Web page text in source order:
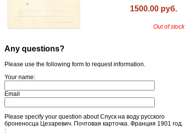
1500.00 руб.
Out of stock
Any questions?
Please use the following form to request information.
Your name:
Email
Please specify your question about Спуск на воду русского
броненосца Цезаревич. Почтовая карточка. Франция 1901 год.
: